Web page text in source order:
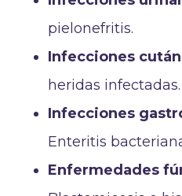
pielonefritis.
Infecciones
heridas infectadas.
Infecciones
Enteritis
Enfermedades